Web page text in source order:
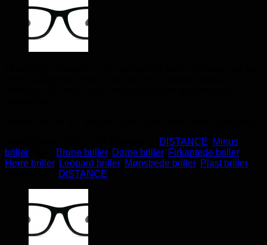
DISTANCE
Minus
briller
Brune briller, Dame briller, Firkantede briller,
Herre briller, Leopard briller, Mønstrede briller, Plast briller
DISTANCE